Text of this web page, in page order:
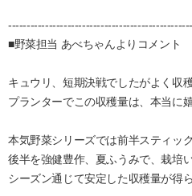
■野菜担当 あべちゃんよりコメント
キュウリ、短期決戦でしたがよく収
プランターでこの収穫量は、本当に
本気野菜シリーズでは前半スティッ
後半を強健豊作、夏ふうみで、栽培
シーズン通じて安定した収穫量が得